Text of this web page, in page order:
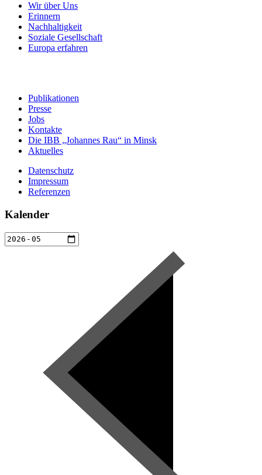
Wir über Uns
Erinnern
Nachhaltigkeit
Soziale Gesellschaft
Europa erfahren
Publikationen
Presse
Jobs
Kontakte
Die IBB „Johannes Rau“ in Minsk
Aktuelles
Datenschutz
Impressum
Referenzen
Kalender